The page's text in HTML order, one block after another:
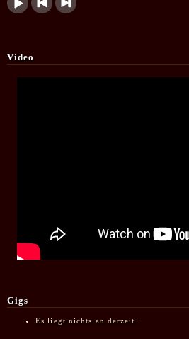
Video
Gigs
Es liegt nichts an derzeit..